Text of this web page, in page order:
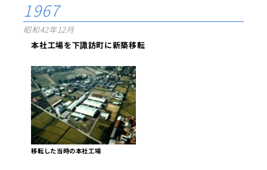
1967
昭和42年12月
本社工場を下諏訪町に新築移転
移転した当時の本社工場